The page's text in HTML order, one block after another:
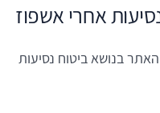
אחרי אשפוז
בנושא ביטוח נסיעות